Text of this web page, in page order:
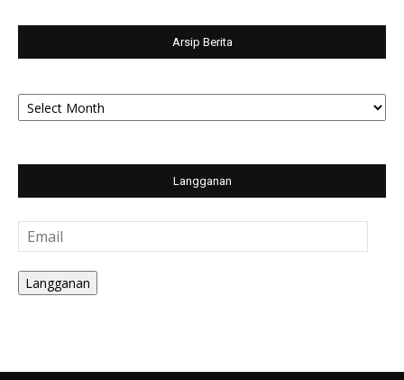
Arsip Berita
Arsip
Berita
Langganan
Email
Langganan